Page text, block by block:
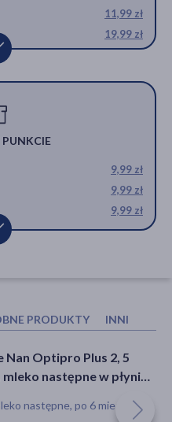
11,99 zł
19,99 zł
9,99 zł
9,99 zł
9,99 zł
PRODUKTY INNI
Junior 4 NUTRIflor
odżywcza formuła na
350 g
mleko, po 2. roku, małe dzieci
Nan Optipro Plus 3 HMO,
na bazie mleka dla
na bazie mleka,
Nan Optipro Plus 2, 5
następne w płynie
200 ml
następne, po 6 miesiącu